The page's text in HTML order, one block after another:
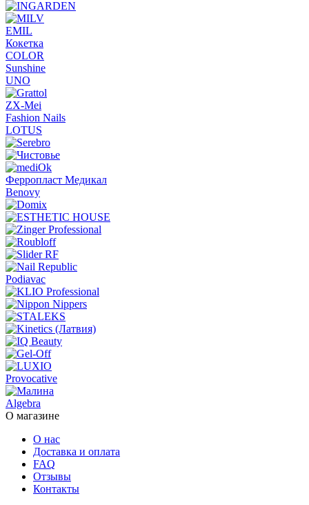
EMIL
Кокетка
COLOR
Sunshine
UNO
ZX-Mei
Fashion Nails
LOTUS
Ферропласт Медикал
Benovy
Podiavac
Provocative
Algebra
О магазине
О нас
Доставка и оплата
FAQ
Отзывы
Контакты